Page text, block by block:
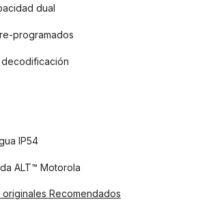
dual
programados
decodificación
IP54
ALT™ Motorola
Recomendados